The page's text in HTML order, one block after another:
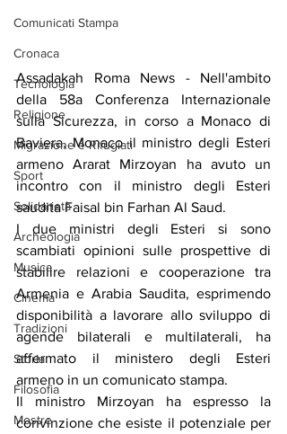
Comunicati Stampa
Cronaca
Tecnologia
Religione
Migrazione e Rifugiati
Sport
Solidarietà
Archeologia
Musica
Cinema
Tradizioni
Storia
Filosofia
Mostre
Assadakah Roma News - Nell'ambito
della 58a Conferenza Internazionale
sulla Sicurezza, in corso a Monaco di
Baviera, Monaco il ministro degli Esteri
armeno Ararat Mirzoyan ha avuto un
incontro con il ministro degli Esteri
saudita Faisal bin Farhan Al Saud.
I due ministri degli Esteri si sono
scambiati opinioni sulle prospettive di
stabilire relazioni e cooperazione tra
Armenia e Arabia Saudita, esprimendo
disponibilità a lavorare allo sviluppo di
agende bilaterali e multilaterali, ha
affermato il ministero degli Esteri
armeno in un comunicato stampa.
Il ministro Mirzoyan ha espresso la
convinzione che esiste il potenziale per